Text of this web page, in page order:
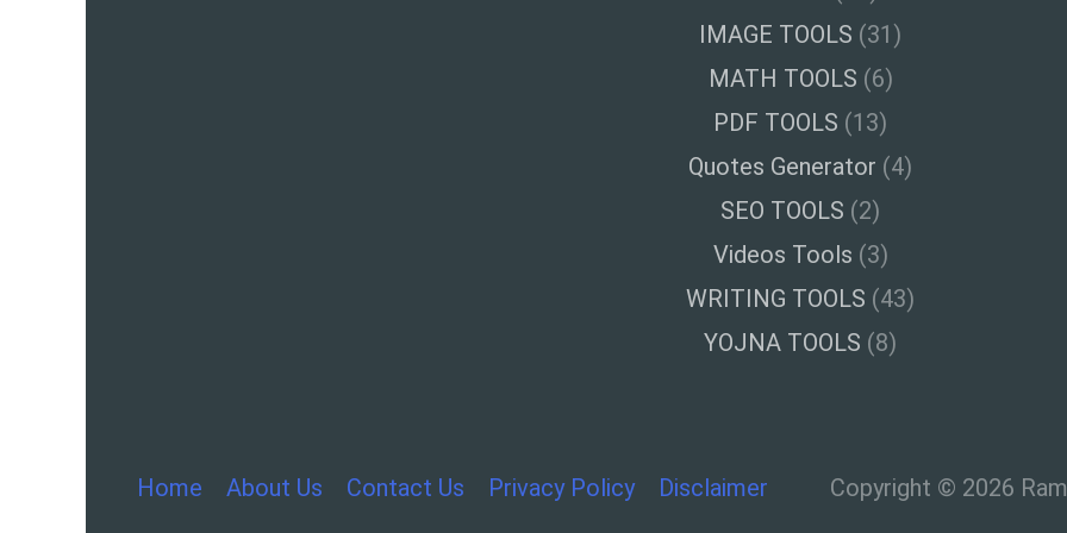
IMAGE TOOLS (31)
MATH TOOLS (6)
PDF TOOLS (13)
Quotes Generator (4)
SEO TOOLS (2)
Videos Tools (3)
WRITING TOOLS (43)
YOJNA TOOLS (8)
Home About Us Contact Us Privacy Policy Disclaimer Copyright © 2026